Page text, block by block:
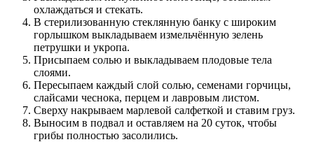
охлаждаться и стекать.
В стерилизованную стеклянную банку с широким
горлышком выкладываем измельчённую зелень
петрушки и укропа.
Присыпаем солью и выкладываем плодовые тела
слоями.
Пересыпаем каждый слой солью, семенами горчицы,
слайсами чеснока, перцем и лавровым листом.
Сверху накрываем марлевой салфеткой и ставим груз.
Выносим в подвал и оставляем на 20 суток, чтобы
грибы полностью засолились.